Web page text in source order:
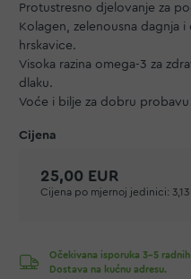
Protustresno djelovanje za
Kolagen, zelenousna dagnja
hrskavice.
Visoka razina omega-3 za
dlaku.
Voće i bilje za dobru
25,00 EUR
Cijena po mjernoj jedinici:
Očekivana isporuka 3-5
Dostava na kućnu adresu.